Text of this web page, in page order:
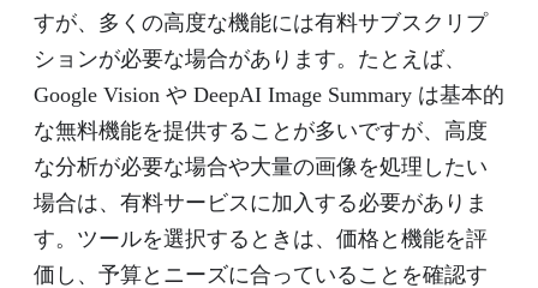
すが、多くの高度な機能には有料サブスクリプ
ションが必要な場合があります。たとえば、
Google Vision や DeepAI Image Summary は基本的
な無料機能を提供することが多いですが、高度
な分析が必要な場合や大量の画像を処理したい
場合は、有料サービスに加入する必要がありま
す。ツールを選択するときは、価格と機能を評
価し、予算とニーズに合っていることを確認す